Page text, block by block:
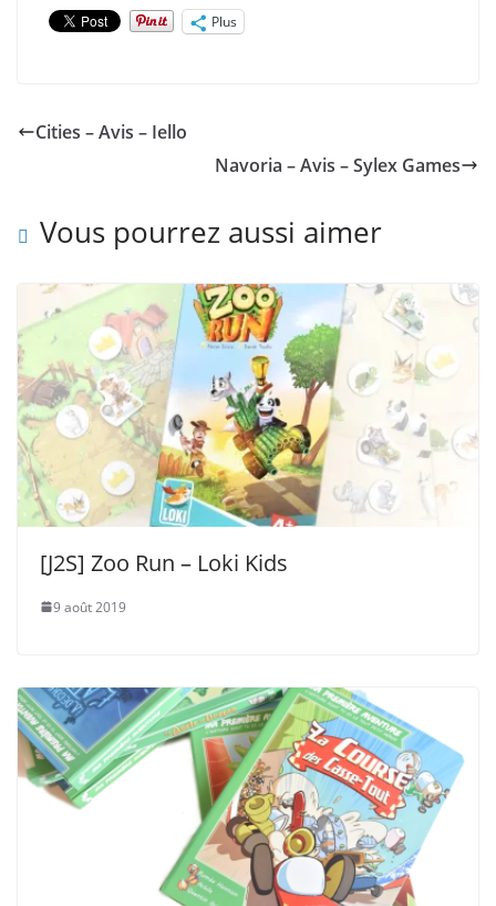
Plus
Cities – Avis – Iello
Navoria – Avis – Sylex Games
Vous pourrez aussi aimer
[J2S] Zoo Run – Loki Kids
9 août 2019